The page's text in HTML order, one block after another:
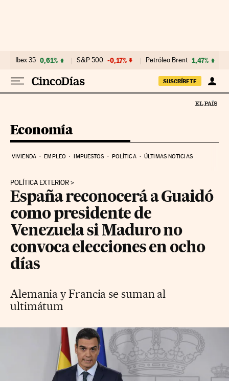
Ibex 35 0,61% S&P 500 -0,17% Petróleo Brent 1,47%
SUSCRÍBETE
Economía
VIVIENDA EMPLEO IMPUESTOS POLÍTICA ÚLTIMAS NOTICIAS
POLÍTICA EXTERIOR
España reconocerá a Guaidó
como presidente de
Venezuela si Maduro no
convoca elecciones en ocho
días
Alemania y Francia se suman al
ultimátum